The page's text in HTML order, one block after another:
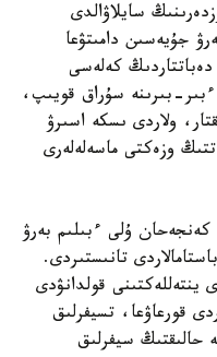
سايلاۋالدى
جۇيەسىن دامىتۋعا
دەباتتاردىڭ كەلەسى
بىرىنە سۇراق قويىپ،
ولاردى ىسكە اسىرۋ
وزەكتى ماسەلەلەرى
ۇلى ءبىلىم بەرۋ
تانىستىردى.
ينتەللەكتىنى قولدانۋدى
قورعاۋعا، تسيفرلىق
حالىقتىڭ سيفرلىق